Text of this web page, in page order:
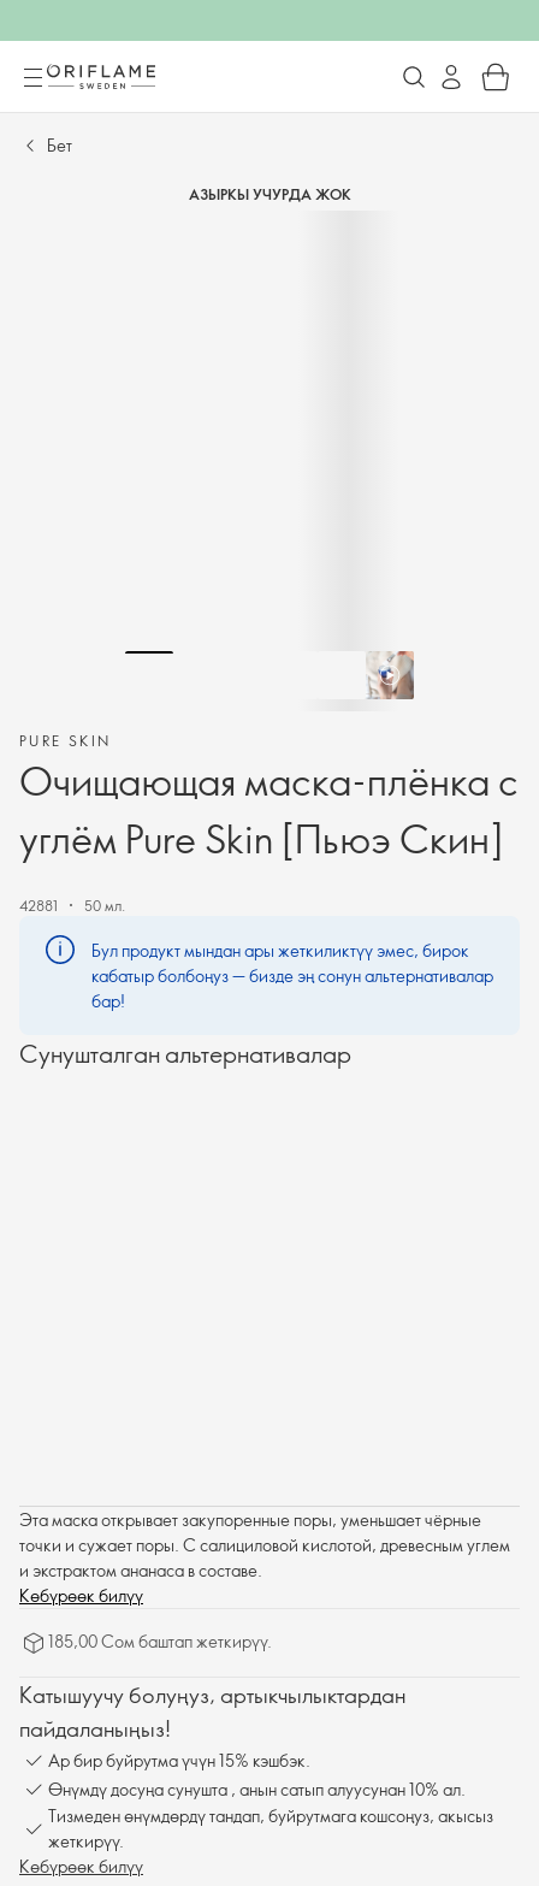
Бет
АЗЫРКЫ УЧУРДА ЖОК
PURE SKIN
Очищающая маска-плёнка с
углём Pure Skin [Пьюэ Скин]
42881 50 мл.
Бул продукт мындан ары жеткиликтүү эмес, бирок
кабатыр болбоңуз — бизде эң сонун альтернативалар
бар!
Сунушталган альтернативалар
Эта маска открывает закупоренные поры, уменьшает чёрные
точки и сужает поры. С салициловой кислотой, древесным углем
и экстрактом ананаса в составе.
Көбүрөөк билүү
185,00 Сом баштап жеткирүү.
Катышуучу болуңуз, артыкчылыктардан
пайдаланыңыз!
Ар бир буйрутма үчүн 15% кэшбэк.
Өнүмдү досуңа сунушта , анын сатып алуусунан 10% ал.
Тизмеден өнүмдөрдү тандап, буйрутмага кошсоңуз, акысыз
жеткирүү.
Көбүрөөк билүү